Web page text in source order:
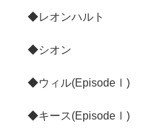
◆レオンハルト
◆シオン
◆ウィル(EpisodeⅠ)
◆キース(EpisodeⅠ)